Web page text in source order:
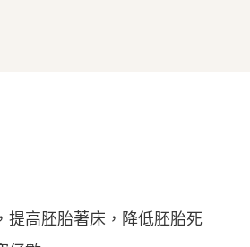
提高胚胎著床，降低胚胎死